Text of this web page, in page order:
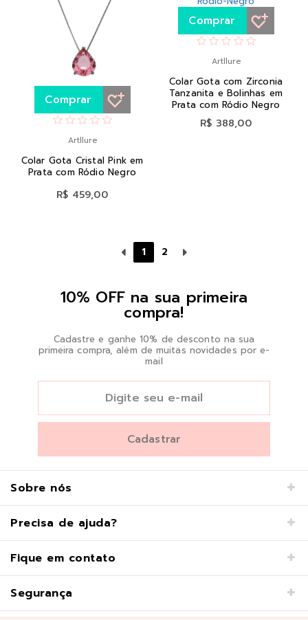
Comprar
Artllure
Colar Gota Cristal Pink em
Prata com Ródio Negro
R$ 459,00
Comprar
Artllure
Colar Gota com Zirconia
Tanzanita e Bolinhas em
Prata com Ródio Negro
R$ 388,00
1 2
10% OFF na sua primeira
compra!
Cadastre e ganhe 10% de desconto na sua
primeira compra, além de muitas novidades por e-
mail
Sobre nós
Precisa de ajuda?
Fique em contato
Segurança